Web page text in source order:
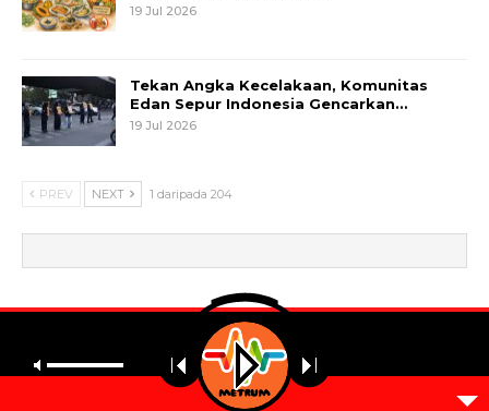
19 Jul 2026
Tekan Angka Kecelakaan, Komunitas
Edan Sepur Indonesia Gencarkan…
19 Jul 2026
PREV NEXT 1 daripada 204
© 2026 - Metrum. All Rights Reserved.